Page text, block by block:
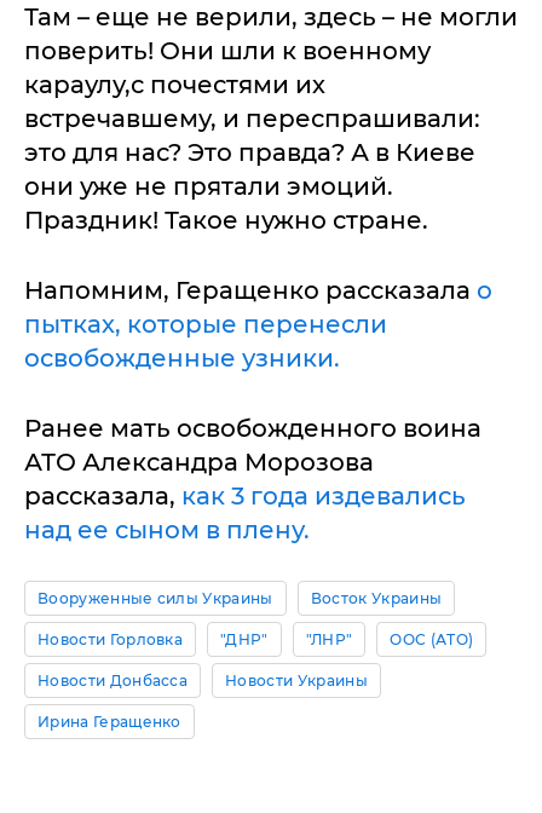
Там – еще не верили, здесь – не могли
поверить! Они шли к военному
караулу,с почестями их
встречавшему, и переспрашивали:
это для нас? Это правда? А в Киеве
они уже не прятали эмоций.
Праздник! Такое нужно стране.
Напомним, Геращенко рассказала о
пытках, которые перенесли
освобожденные узники.
Ранее мать освобожденного воина
АТО Александра Морозова
рассказала, как 3 года издевались
над ее сыном в плену.
Вооруженные силы Украины Восток Украины
Новости Горловка "ДНР" "ЛНР" ООС (АТО)
Новости Донбасса Новости Украины
Ирина Геращенко